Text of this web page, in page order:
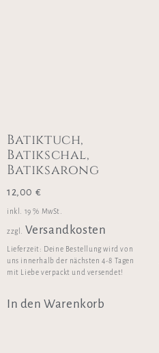
Batiktuch,
Batikschal,
Batiksarong
12,00 €
inkl. 19 % MwSt.
zzgl. Versandkosten
Lieferzeit: Deine Bestellung wird von
uns innerhalb der nächsten 4-8 Tagen
mit Liebe verpackt und versendet!
In den Warenkorb